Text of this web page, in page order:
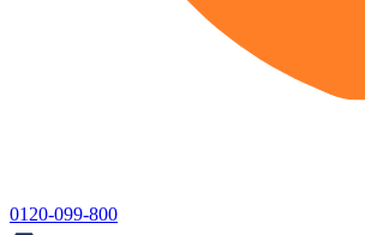
0120-099-800